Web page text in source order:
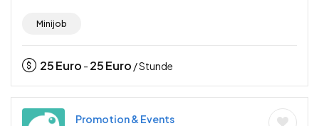
Minijob
25Euro - 25Euro / Stunde
Promotion & Events